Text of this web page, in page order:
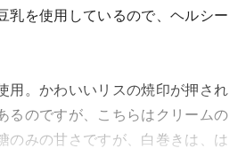
乳を使用しているので、ヘルシー
用。かわいいリスの焼印が押され
るのですが、こちらはクリームの
のみの甘さですが、白巻きは、は